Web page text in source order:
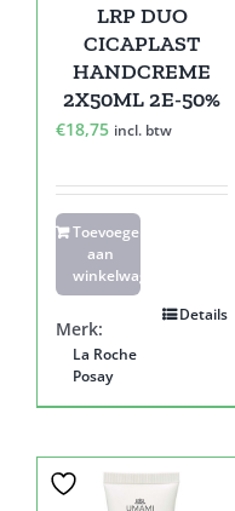
LRP DUO
CICAPLAST
HANDCREME
2X50ML 2E-50%
€18,75 incl. btw
Toevoegen
aan
winkelwagen
Details
Merk:
La Roche
Posay